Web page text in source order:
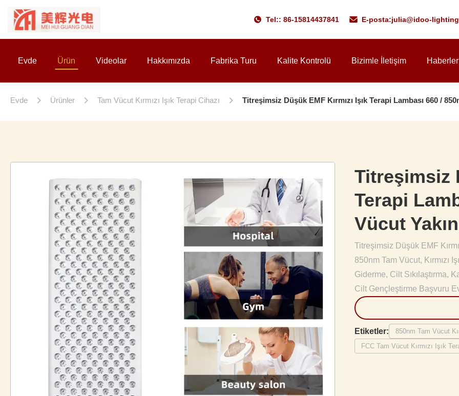
Tel:: 86-15814437841 E-posta:julia@idoo-
Evde Ürün Videolar Hakkımızda Fabrika Turu Kalite Kontrolü Bizimle İletişim Haberler
Evde Ürünler Tam Vücut Kırmızı Işık Terapi Cihazı Titreşimsiz Düşük EMF Kırmızı Işık Terapi Lambası 660 /
Titreşimsiz
Terapi
Vücut
Titreşimsiz Düşük EMF
850nm Tam Vücut, Kırmızı
Giderme, Cilt Sıkılaştırma,
Cilt Gençleştirme Başvuru
Etiketler: 850nm Tam Vücut
FCC Tam Vücut Kırmızı Işık